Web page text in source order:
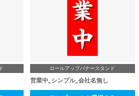
ロールアップバナースタンド
営業中_シンプル_会社名無し